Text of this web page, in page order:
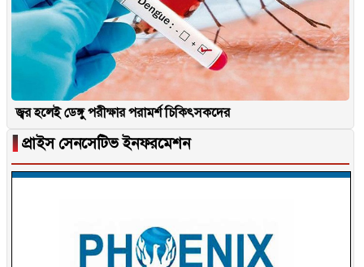
জ্বর হলেই ডেঙ্গু পরীক্ষার পরামর্শ চিকিৎসকদের
▐ প্রাইস সেনসেটিভ ইনফরমেশন